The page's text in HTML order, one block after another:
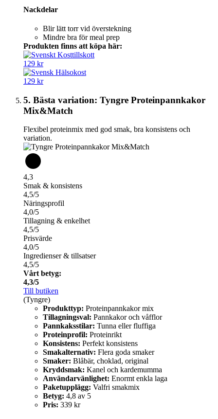
Nackdelar
Blir lätt torr vid överstekning
Mindre bra för meal prep
Produkten finns att köpa här:
129 kr
129 kr
5. Bästa variation: Tyngre Proteinpannkakor
Mix&Match
Flexibel proteinmix med god smak, bra konsistens och
variation.
4,3
Smak & konsistens
4,5/5
Näringsprofil
4,0/5
Tillagning & enkelhet
4,5/5
Prisvärde
4,0/5
Ingredienser & tillsatser
4,5/5
Vårt betyg:
4,3/5
Till butiken
(Tyngre)
Produkttyp: Proteinpannkakor mix
Tillagningsval: Pannkakor och våfflor
Pannkaksstilar: Tunna eller fluffiga
Proteinprofil: Proteinrikt
Konsistens: Perfekt konsistens
Smakalternativ: Flera goda smaker
Smaker: Blåbär, choklad, original
Kryddsmak: Kanel och kardemumma
Användarvänlighet: Enormt enkla laga
Paketupplägg: Valfri smakmix
Betyg: 4,8 av 5
Pris: 339 kr